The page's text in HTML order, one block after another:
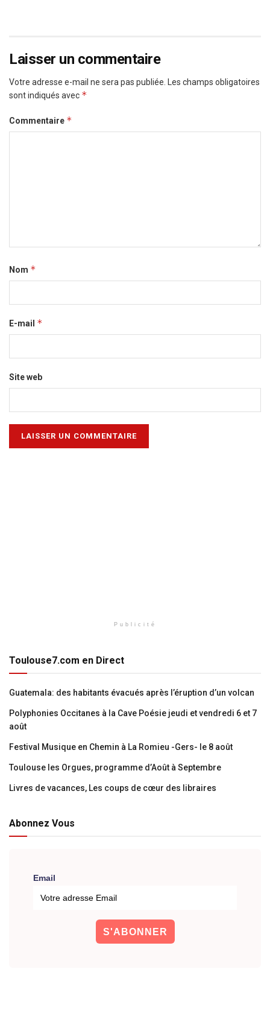
Laisser un commentaire
Votre adresse e-mail ne sera pas publiée. Les champs obligatoires
sont indiqués avec *
Commentaire *
Nom *
E-mail *
Site web
Publicité
Toulouse7.com en Direct
Guatemala: des habitants évacués après l’éruption d’un volcan
Polyphonies Occitanes à la Cave Poésie jeudi et vendredi 6 et 7
août
Festival Musique en Chemin à La Romieu -Gers- le 8 août
Toulouse les Orgues, programme d’Août à Septembre
Livres de vacances, Les coups de cœur des libraires
Abonnez Vous
Email